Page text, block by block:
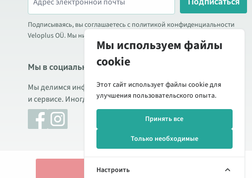
Добавить в корзину
Подписываясь, вы соглашаетесь с политикой конфиденциальности
Veloplus OÜ. Мы никогда не передаём ваши данные третьим лицам.
Мы в социальных сетях
Мы делимся информацией о выгодных акциях, новых товарах
и сервисе. Иногда публикуем обзоры продукции.
Управление cookie
Мы используем файлы
cookie
Этот сайт использует файлы cookie для
улучшения пользовательского опыта.
Принять все
Только необходимые
Настроить